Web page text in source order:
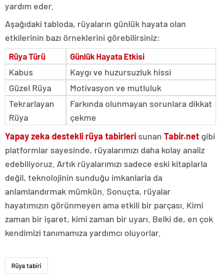
yardım eder.
Aşağıdaki tabloda, rüyaların günlük hayata olan
etkilerinin bazı örneklerini görebilirsiniz:
Rüya Türü Günlük Hayata Etkisi
Kabus
Kaygı ve huzursuzluk hissi
Güzel Rüya
Motivasyon ve mutluluk
Tekrarlayan
Rüya
Farkında olunmayan sorunlara dikkat
çekme
Yapay zeka destekli rüya tabirleri sunan Tabir.net gibi
platformlar sayesinde, rüyalarımızı daha kolay analiz
edebiliyoruz. Artık rüyalarımızı sadece eski kitaplarla
değil, teknolojinin sunduğu imkanlarla da
anlamlandırmak mümkün. Sonuçta, rüyalar
hayatımızın görünmeyen ama etkili bir parçası. Kimi
zaman bir işaret, kimi zaman bir uyarı. Belki de, en çok
kendimizi tanımamıza yardımcı oluyorlar.
Rüya tabiri